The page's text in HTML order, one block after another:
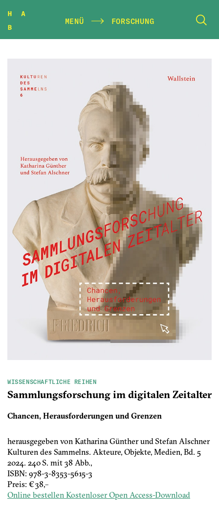
MENÜ FORSCHUNG
WISSENSCHAFTLICHE REIHEN
Sammlungsforschung im digitalen Zeitalter
Chancen, Herausforderungen und Grenzen
herausgegeben von Katharina Günther und Stefan Alschner
Kulturen des Sammelns. Akteure, Objekte, Medien, Bd. 5
2024. 240 S. mit 38 Abb.,
ISBN: 978-3-8353-5615-3
Preis: € 38,–
Online bestellen Kostenloser Open Access-Download